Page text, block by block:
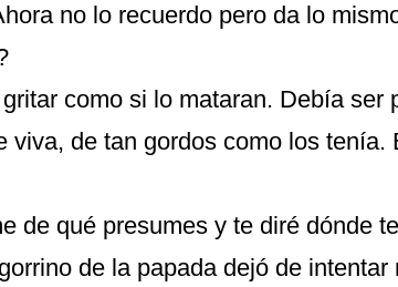
no lo recuerdo pero da lo
como si lo mataran. Debía ser
viva, de tan gordos como los tenía.
de qué presumes y te diré dónde
de la papada dejó de intentar